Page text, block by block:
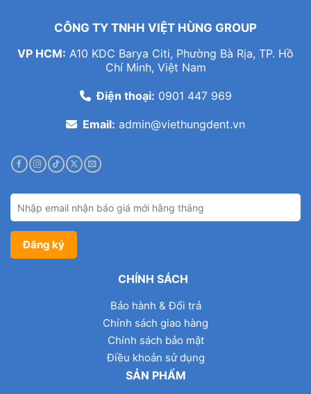
CÔNG TY TNHH VIỆT HÙNG GROUP
VP HCM: A10 KDC Barya Citi, Phường Bà Rịa, TP. Hồ
Chí Minh, Việt Nam
Điện thoại: 0901 447 969
Email: admin@viethungdent.vn
CHÍNH SÁCH
Bảo hành & Đổi trả
Chính sách giao hàng
Chính sách bảo mật
Điều khoản sử dụng
SẢN PHẨM